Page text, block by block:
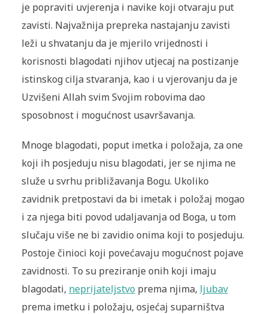
je popraviti uvjerenja i navike koji otvaraju put
zavisti. Najvažnija prepreka nastajanju zavisti
leži u shvatanju da je mjerilo vrijednosti i
korisnosti blagodati njihov utjecaj na postizanje
istinskog cilja stvaranja, kao i u vjerovanju da je
Uzvišeni Allah svim Svojim robovima dao
sposobnost i mogućnost usavršavanja.
Mnoge blagodati, poput imetka i položaja, za one
koji ih posjeduju nisu blagodati, jer se njima ne
služe u svrhu približavanja Bogu. Ukoliko
zavidnik pretpostavi da bi imetak i položaj mogao
i za njega biti povod udaljavanja od Boga, u tom
slučaju više ne bi zavidio onima koji to posjeduju.
Postoje činioci koji povećavaju mogućnost pojave
zavidnosti. To su preziranje onih koji imaju
blagodati, neprijateljstvo prema njima, ljubav
prema imetku i položaju, osjećaj suparništva